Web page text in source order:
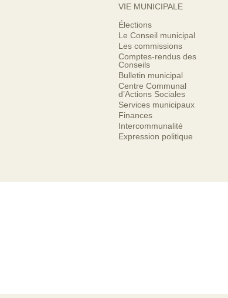
VIE MUNICIPALE
Élections
Le Conseil municipal
Les commissions
Comptes-rendus des
Conseils
Bulletin municipal
Centre Communal
d’Actions Sociales
Services municipaux
Finances
Intercommunalité
Expression politique